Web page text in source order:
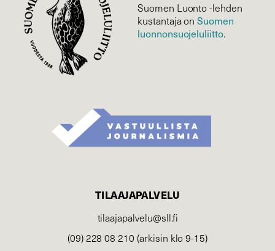
Suomen Luonto -lehden
kustantaja onSuomen
luonnonsuojelu­liitto.
TILAAJAPALVELU
tilaajapalvelu@sll.fi
(09) 228 08 210 (arkisin klo 9-15)